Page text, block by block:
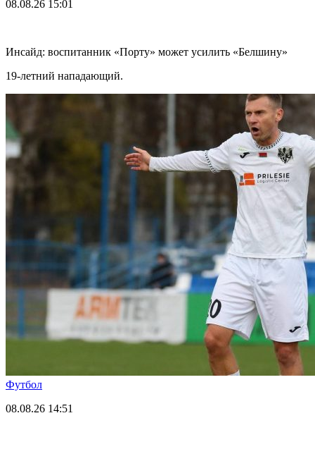
08.08.26 15:01
Инсайд: воспитанник «Порту» может усилить «Белшину»
19-летний нападающий.
Футбол
08.08.26 14:51